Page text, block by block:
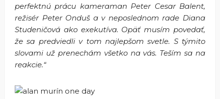
perfektnú prácu kameraman Peter Cesar Balent,
režisér Peter Onduš a v neposlednom rade Diana
Studeničová ako exekutíva. Opäť musím povedať,
že sa predviedli v tom najlepšom svetle. S týmito
slovami už prenechám všetko na vás. Teším sa na
reakcie.“